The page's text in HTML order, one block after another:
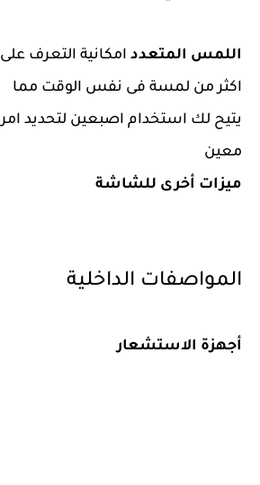
اللمس المتعدد امكانية التعرف على
اكثر من لمسة فى نفس الوقت مما
يتيح لك استخدام اصبعين لتحديد امر
معين
ميزات أخرى للشاشة
المواصفات الداخلية
أجهزة الاستشعار